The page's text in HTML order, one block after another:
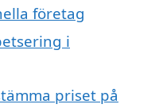
företag
i
priset på